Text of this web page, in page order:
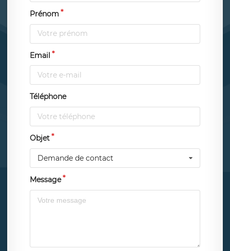
Prénom
Email
Téléphone
Objet
Demande de contact
Message